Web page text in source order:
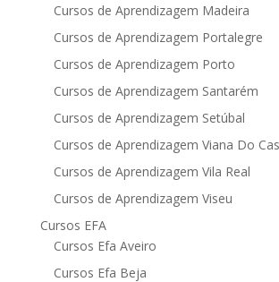
Cursos de Aprendizagem Madeira
Cursos de Aprendizagem Portalegre
Cursos de Aprendizagem Porto
Cursos de Aprendizagem Santarém
Cursos de Aprendizagem Setúbal
Cursos de Aprendizagem Viana Do
Cursos de Aprendizagem Vila Real
Cursos de Aprendizagem Viseu
Cursos EFA
Cursos Efa Aveiro
Cursos Efa Beja